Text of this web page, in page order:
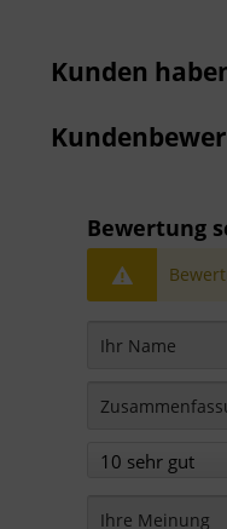
Kunden
Bewertung